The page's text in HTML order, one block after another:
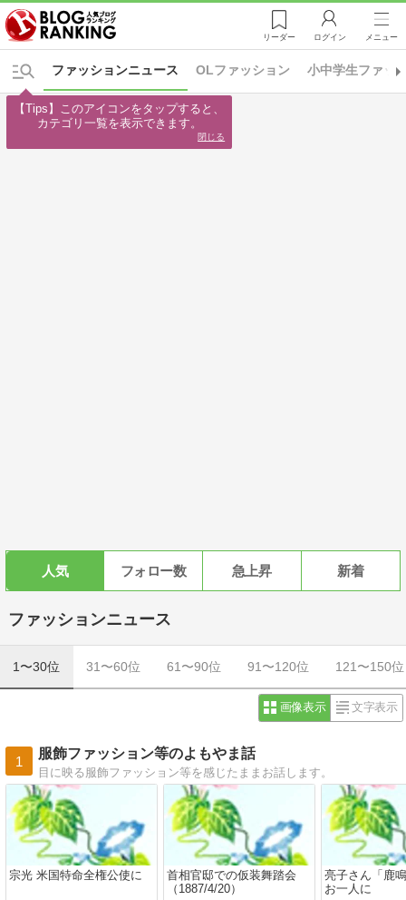
リーダー ログイン メニュー
OLファッション 小中学生ファッ
ファッションニュース
人気 フォロー数 急上昇 新着
ファッションニュース
1〜30位 31〜60位 61〜90位 91〜120位 121〜150位
画像表示 文字表示
1
服飾ファッション等のよもやま話
目に映る服飾ファッション等を感じたままお話します。
宗光 米国特命全権公使に
首相官邸での仮装舞踏会
（1887/4/20）
亮子さん「鹿
お一人に
【Tips】このアイコンをタップすると、
カテゴリ一覧を表示できます。
閉じる